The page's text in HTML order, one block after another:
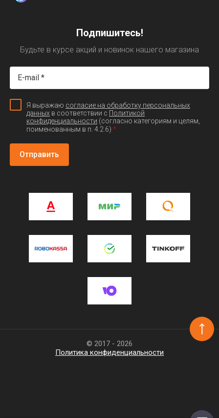
Подпишитесь!
Будьте в курсе акций и новинок нашего магазина
Я выражаю согласие на обработку персональных
данных в соответствии с Политикой
конфиденциальности (согласно категориям и целям,
поименованным в п. 4.2.6) *
Отправить
© 2017 - 2026
Политика конфиденциальности